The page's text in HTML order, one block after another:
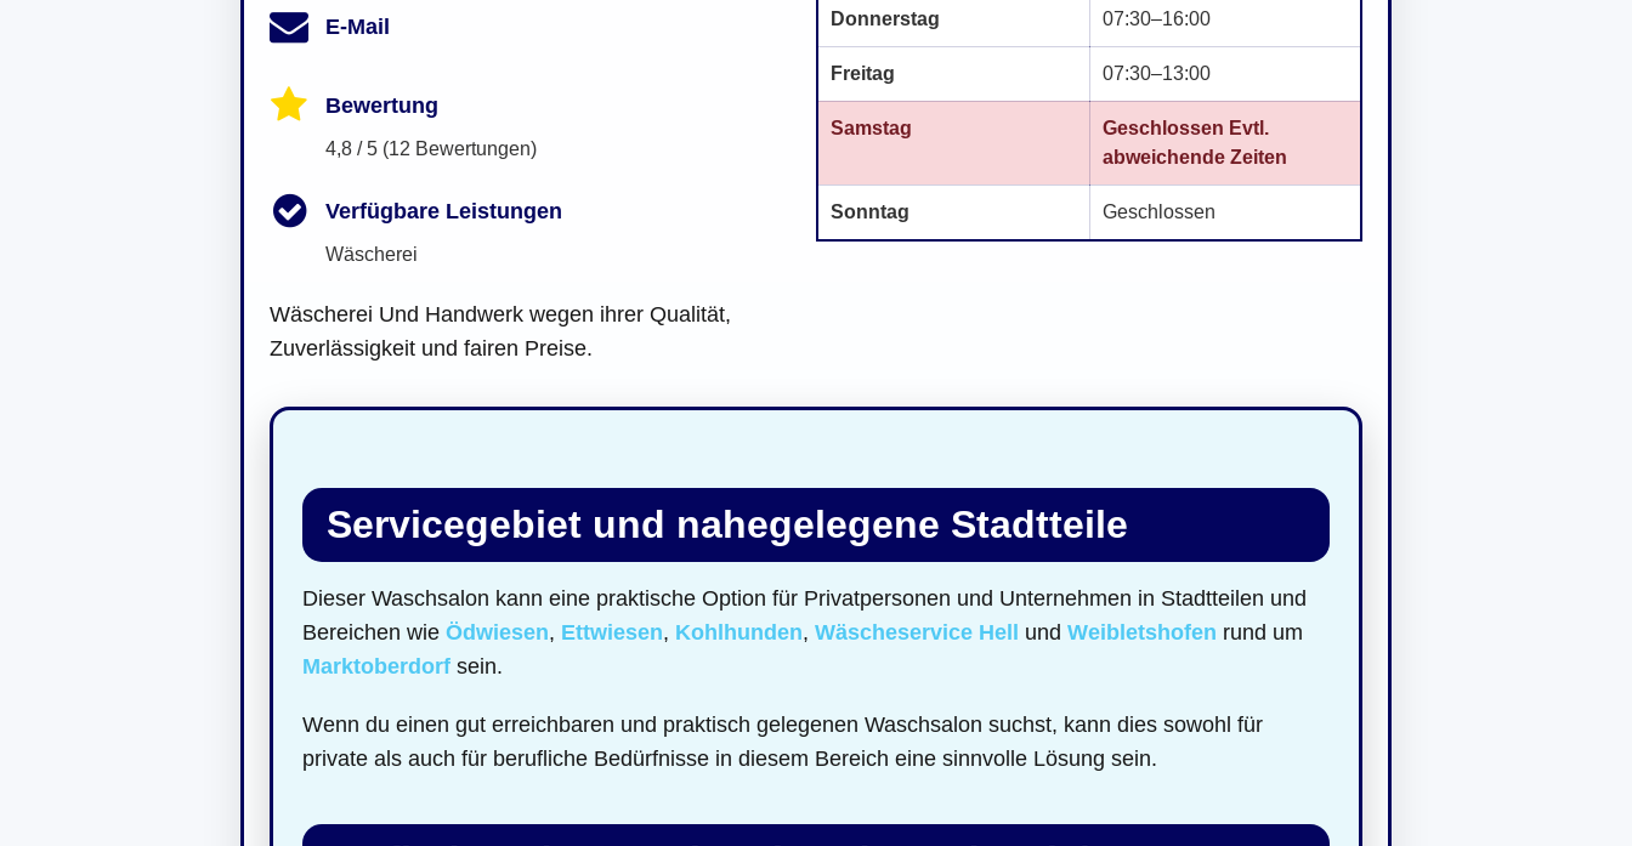
E-Mail
Bewertung
4,8 / 5 (12 Bewertungen)
Verfügbare Leistungen
Wäscherei
Wäscherei Und Handwerk wegen ihrer Qualität,
Zuverlässigkeit und fairen Preise.
Donnerstag 07:30–16:00
Freitag 07:30–13:00
Samstag
Geschlossen Evtl.
abweichende Zeiten
Sonntag Geschlossen
Servicegebiet und nahegelegene Stadtteile
Dieser Waschsalon kann eine praktische Option für Privatpersonen und Unternehmen in Stadtteilen und
Bereichen wie Ödwiesen, Ettwiesen, Kohlhunden, Wäscheservice Hell und Weibletshofen rund um
Marktoberdorf sein.
Wenn du einen gut erreichbaren und praktisch gelegenen Waschsalon suchst, kann dies sowohl für
private als auch für berufliche Bedürfnisse in diesem Bereich eine sinnvolle Lösung sein.